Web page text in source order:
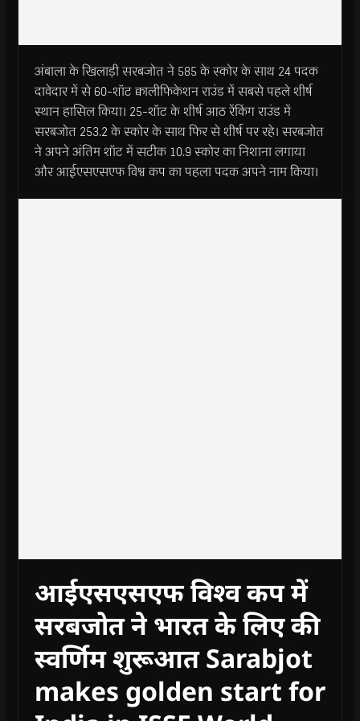
अंबाला के खिलाड़ी सरबजोत ने 585 के स्कोर के साथ 24 पदक
दावेदार में से 60-शॉट क्वालीफिकेशन राउंड में सबसे पहले शीर्ष
स्थान हासिल किया। 25-शॉट के शीर्ष आठ रेंकिंग राउंड में
सरबजोत 253.2 के स्कोर के साथ फिर से शीर्ष पर रहे। सरबजोत
ने अपने अंतिम शॉट में सटीक 10.9 स्कोर का निशाना लगाया
और आईएसएसएफ विश्व कप का पहला पदक अपने नाम किया।
आईएसएसएफ विश्व कप में
सरबजोत ने भारत के लिए की
स्वर्णिम शुरूआत Sarabjot
makes golden start for